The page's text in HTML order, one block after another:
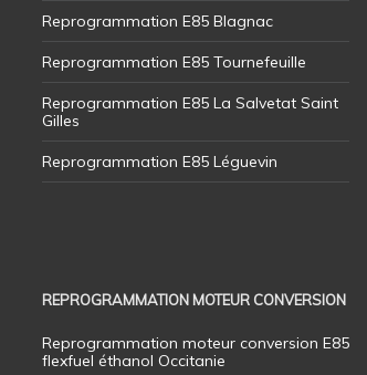
Reprogrammation E85 Blagnac
Reprogrammation E85 Tournefeuille
Reprogrammation E85 La Salvetat Saint
Gilles
Reprogrammation E85 Léguevin
REPROGRAMMATION MOTEUR CONVERSION
Reprogrammation moteur conversion E85
flexfuel éthanol Occitanie